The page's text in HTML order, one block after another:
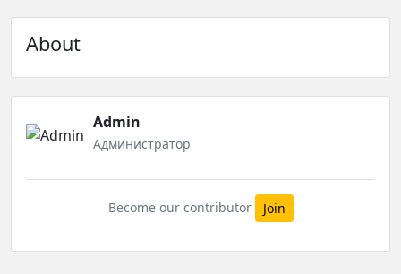
About
Admin
Администратор
Become our contributor Join